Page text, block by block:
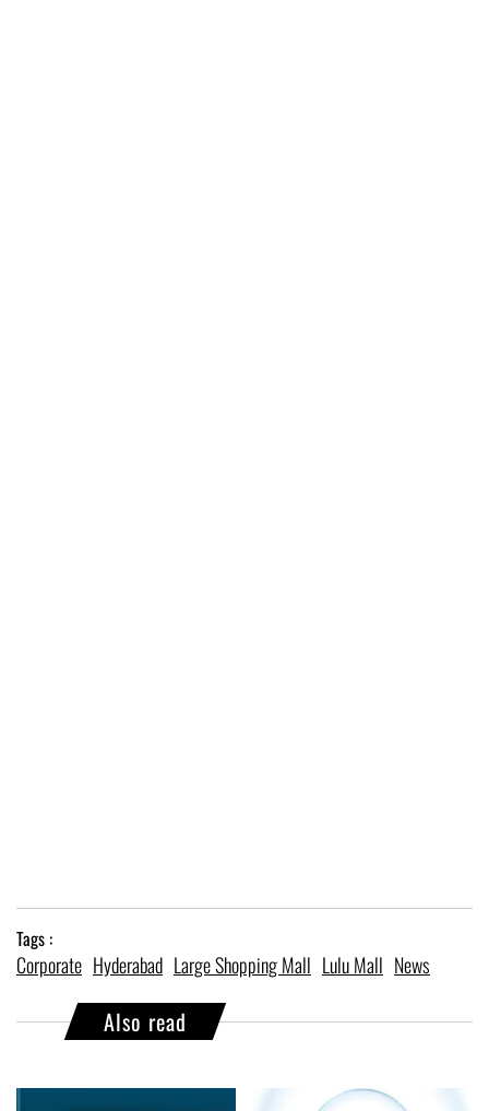
Tags :
Corporate Hyderabad Large Shopping Mall Lulu Mall News
Also read